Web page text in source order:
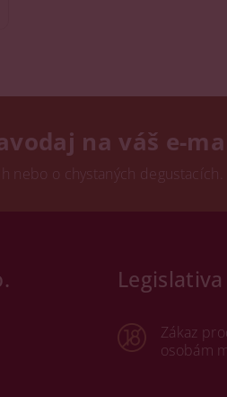
na váš e-
nebo o chystaných
Legislativa
Zákaz
osobám